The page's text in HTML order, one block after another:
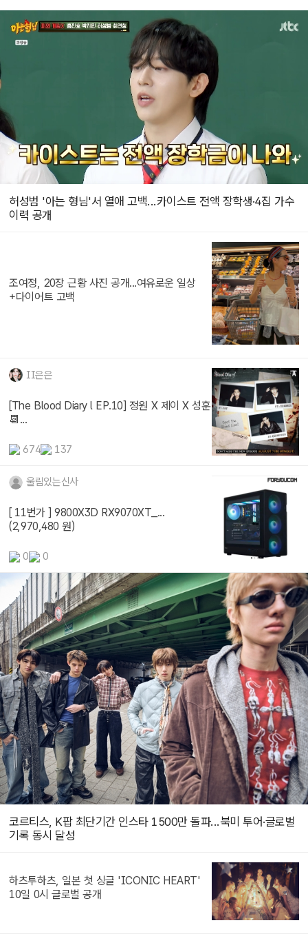
허성범 '아는 형님'서 열애 고백...카이스트 전액 장학생·4집 가수
이력 공개
조여정, 20장 근황 사진 공개...여유로운 일상
+다이어트 고백
II은은
[The Blood Diary l EP.10] 정원 X 제이 X 성훈
📆...
674 137
울림있는신사
[ 11번가 ] 9800X3D RX9070XT_...
(2,970,480 원)
0 0
코르티스, K팝 최단기간 인스타 1500만 돌파...북미 투어·글로벌
기록 동시 달성
하츠투하츠, 일본 첫 싱글 'ICONIC HEART'
10일 0시 글로벌 공개